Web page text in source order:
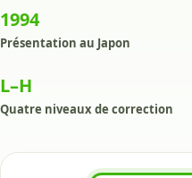
1994
Présentation au Japon
L–H
Quatre niveaux de correction